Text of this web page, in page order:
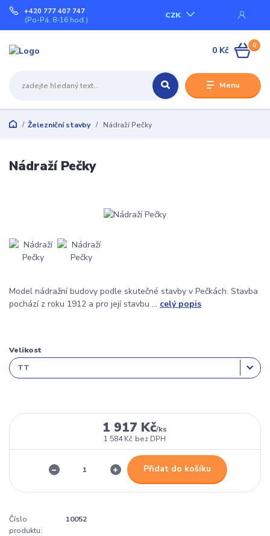
Menu
CZK
+420 777 407 747
(Po-Pá, 8-16 hod.)
0
0 Kč
Železniční stavby Nádraží Pečky
Nádraží Pečky
Model nádražní budovy podle skutečné stavby v Pečkách. Stavba
pochází z roku 1912 a pro její stavbu ... celý popis
Velikost
1 917 Kč/ks
1 584 Kč bez DPH
Přidat do košíku
Číslo
produktu:
10052